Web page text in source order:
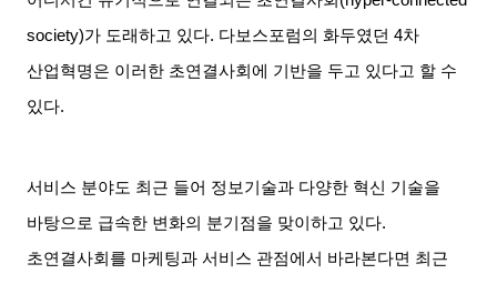
society)가 도래하고 있다. 다보스포럼의 화두였던 4차
산업혁명은 이러한 초연결사회에 기반을 두고 있다고 할 수
있다.
서비스 분야도 최근 들어 정보기술과 다양한 혁신 기술을
바탕으로 급속한 변화의 분기점을 맞이하고 있다.
초연결사회를 마케팅과 서비스 관점에서 바라본다면 최근